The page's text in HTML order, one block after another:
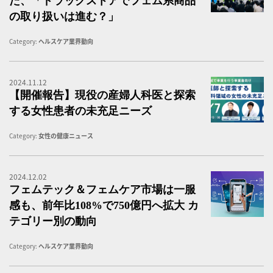
の取り扱いは進む？」
Category: ヘルスケア業界動向
2024.11.12
【開催報告】現役の産婦人科医と探索
する女性患者の未充足ニーズ
Category: 女性の健康ニュース
2024.12.02
フェムテック＆フェムケア市場は一服
感も、前年比108%で750億円へ拡大 カ
テゴリー別の動向
Category: ヘルスケア業界動向